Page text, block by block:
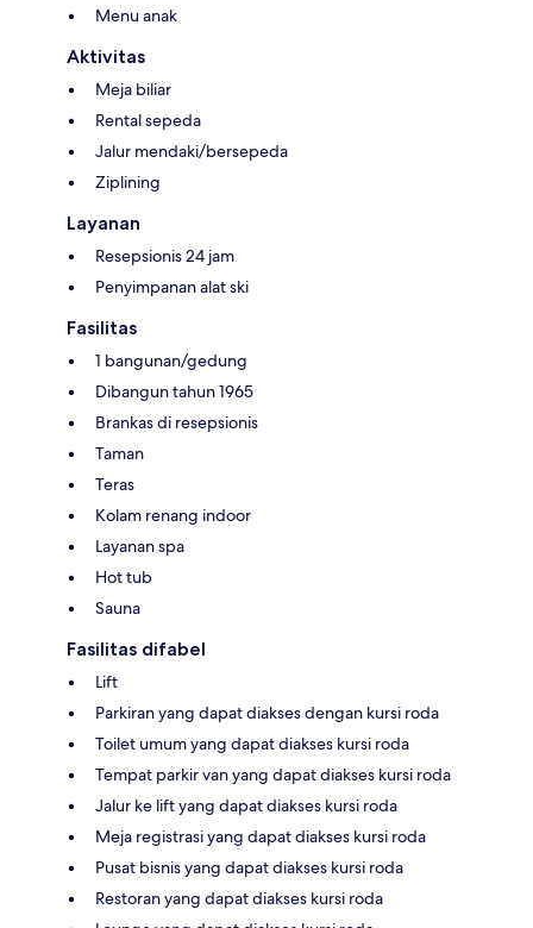
Menu anak
Aktivitas
Meja biliar
Rental sepeda
Jalur mendaki/bersepeda
Ziplining
Layanan
Resepsionis 24 jam
Penyimpanan alat ski
Fasilitas
1 bangunan/gedung
Dibangun tahun 1965
Brankas di resepsionis
Taman
Teras
Kolam renang indoor
Layanan spa
Hot tub
Sauna
Fasilitas difabel
Lift
Parkiran yang dapat diakses dengan kursi roda
Toilet umum yang dapat diakses kursi roda
Tempat parkir van yang dapat diakses kursi roda
Jalur ke lift yang dapat diakses kursi roda
Meja registrasi yang dapat diakses kursi roda
Pusat bisnis yang dapat diakses kursi roda
Restoran yang dapat diakses kursi roda